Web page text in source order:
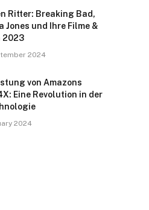
Ritter: Breaking Bad,
Jones und Ihre Filme &
2023
2024
von Amazons
Eine Revolution in der
2024